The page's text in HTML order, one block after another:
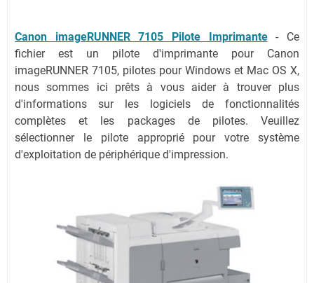
Canon imageRUNNER 7105 Pilote Imprimante- Ce
fichier est un pilote d'imprimante pour Canon
imageRUNNER 7105, pilotes pour Windows et Mac OS X,
nous sommes ici prêts à vous aider à trouver plus
d'informations sur les logiciels de fonctionnalités
complètes et les packages de pilotes. Veuillez
sélectionner le pilote approprié pour votre système
d'exploitation de périphérique d'impression.